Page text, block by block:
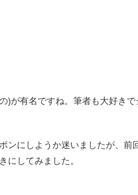
)が有名ですね。筆者も大好きで
ンにしようか迷いましたが、前
にしてみました。